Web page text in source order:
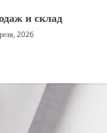
и склад
2026